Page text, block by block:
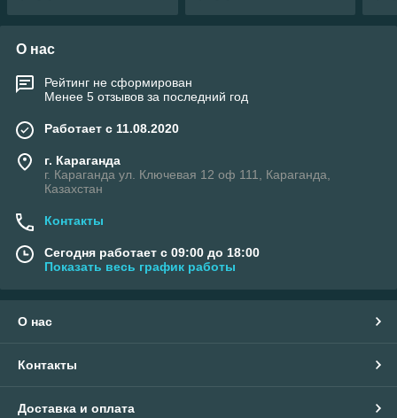
О нас
Рейтинг не сформирован
Менее 5 отзывов за последний год
Работает с 11.08.2020
г. Караганда
г. Караганда ул. Ключевая 12 оф 111, Караганда,
Казахстан
Контакты
Сегодня работает с 09:00 до 18:00
Показать весь график работы
О нас
Контакты
Доставка и оплата